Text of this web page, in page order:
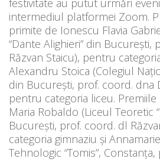
festivitate au putut urmări
intermediul platformei Zoom.
primite de Ionescu Flavia
“Dante Alighieri” din Bucureşti,
Răzvan Staicu), pentru
Alexandru Stoica (Colegiul
din Bucureşti, prof. coord. dna
pentru categoria liceu.
Maria Robaldo (Liceul Teoretic
Bucureşti, prof. coord. dl
categoria gimnaziu şi
Tehnologic “Tomis”,